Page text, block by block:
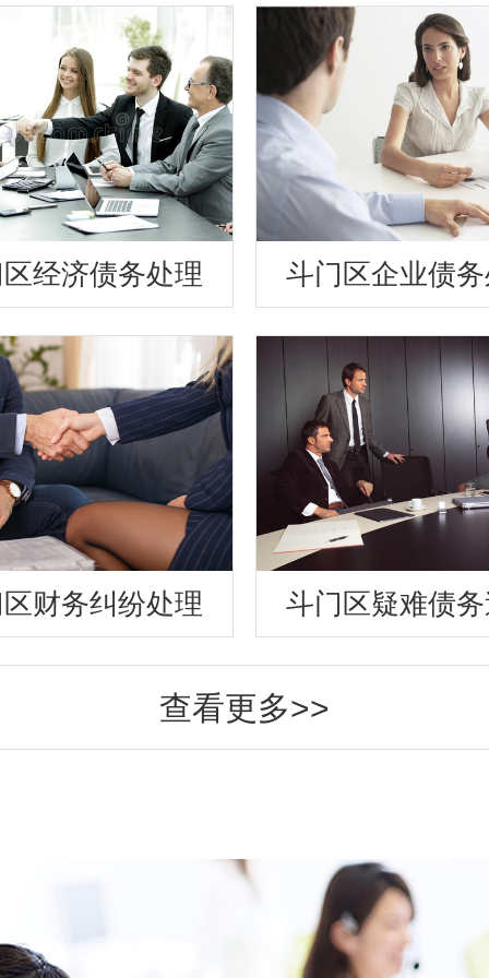
经济债务处理 斗门区企业债
财务纠纷处理 斗门区疑难债
查看更多>>